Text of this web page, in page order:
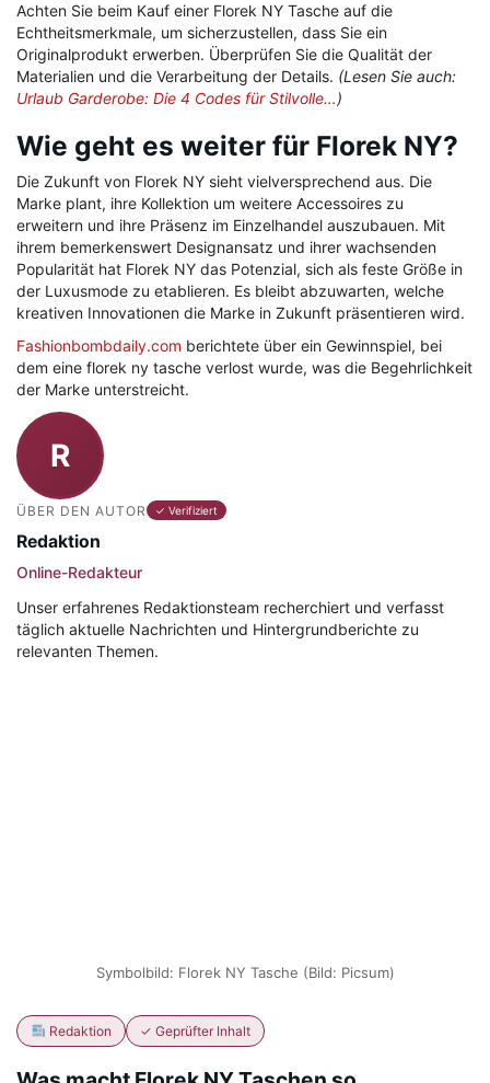
Achten Sie beim Kauf einer Florek NY Tasche auf die
Echtheitsmerkmale, um sicherzustellen, dass Sie ein
Originalprodukt erwerben. Überprüfen Sie die Qualität der
Materialien und die Verarbeitung der Details. (Lesen Sie auch:
Urlaub Garderobe: Die 4 Codes für Stilvolle…)
Wie geht es weiter für Florek NY?
Die Zukunft von Florek NY sieht vielversprechend aus. Die
Marke plant, ihre Kollektion um weitere Accessoires zu
erweitern und ihre Präsenz im Einzelhandel auszubauen. Mit
ihrem bemerkenswert Designansatz und ihrer wachsenden
Popularität hat Florek NY das Potenzial, sich als feste Größe in
der Luxusmode zu etablieren. Es bleibt abzuwarten, welche
kreativen Innovationen die Marke in Zukunft präsentieren wird.
Fashionbombdaily.com berichtete über ein Gewinnspiel, bei
dem eine florek ny tasche verlost wurde, was die Begehrlichkeit
der Marke unterstreicht.
R
ÜBER DEN AUTOR ✓ Verifiziert
Redaktion
Online-Redakteur
Unser erfahrenes Redaktionsteam recherchiert und verfasst
täglich aktuelle Nachrichten und Hintergrundberichte zu
relevanten Themen.
Symbolbild: Florek NY Tasche (Bild: Picsum)
Redaktion ✓ Geprüfter Inhalt